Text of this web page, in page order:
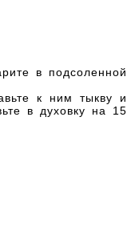
в подсоленной
к ним тыкву и
в духовку на 15